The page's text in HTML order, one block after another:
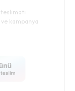
kampanya